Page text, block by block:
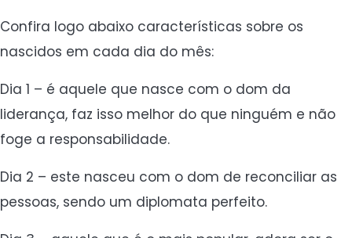
Confira logo abaixo características sobre os
nascidos em cada dia do mês:
Dia 1 – é aquele que nasce com o dom da
liderança, faz isso melhor do que ninguém e não
foge a responsabilidade.
Dia 2 – este nasceu com o dom de reconciliar as
pessoas, sendo um diplomata perfeito.